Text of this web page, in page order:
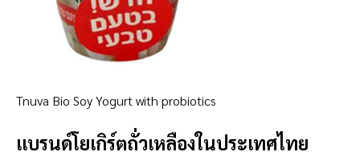
Tnuva Bio Soy Yogurt with probiotics
แบรนด์โยเกิร์ตถั่วเหลืองในประเทศไทย